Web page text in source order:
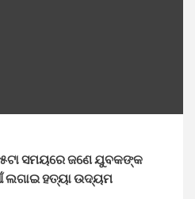
୫ଟା ସମୟରେ ଜଣେ ଯୁବକଙ୍କ
ଲଗାଇ ହତ୍ୟା ଉଦ୍ୟମ